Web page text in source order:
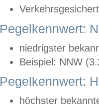
Pegelkennwert:
niedrigster
Beispiel: NNW
Pegelkennwert:
höchster